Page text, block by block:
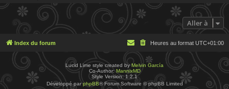
Aller à
Index du forum Heures au format UTC+01:00
Lucid Lime style created byMelvin García
Co-Author:MannixMD
Style Version: 1.2.1
Développé parphpBB® Forum Software © phpBB Limited